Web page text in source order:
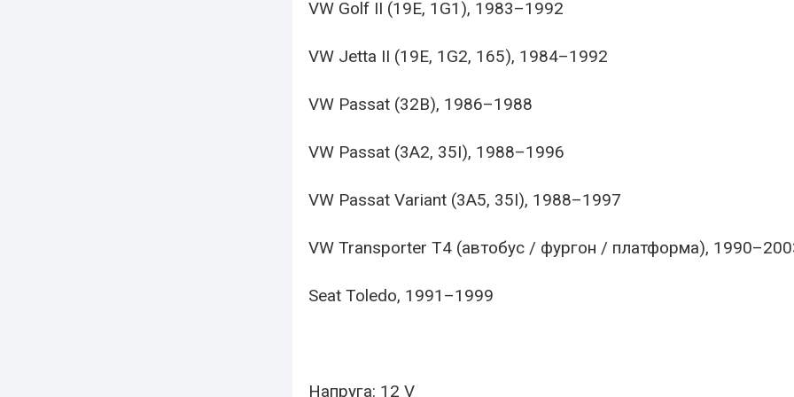
VW Golf II (19E, 1G1), 1983–1992
VW Jetta II (19E, 1G2, 165), 1984–1992
VW Passat (32B), 1986–1988
VW Passat (3A2, 35I), 1988–1996
VW Passat Variant (3A5, 35I), 1988–1997
VW Transporter T4 (автобус / фургон / платформа),
Seat Toledo, 1991–1999
Напруга: 12 V